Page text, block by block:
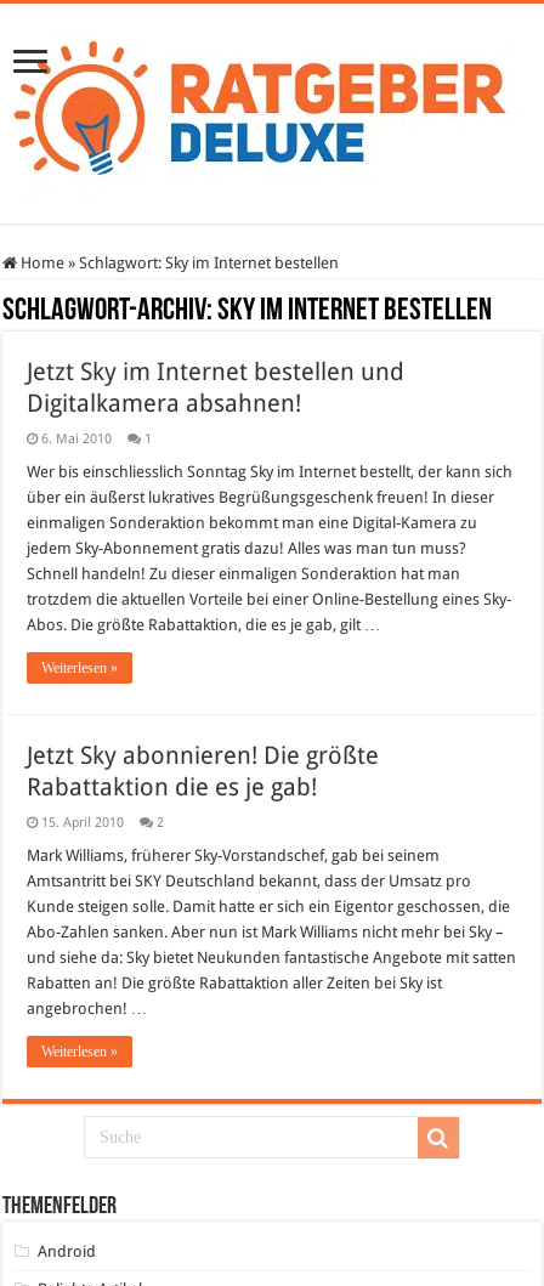
Home » Schlagwort:Sky im Internet bestellen
Schlagwort-Archiv:Sky im Internet bestellen
Jetzt Sky im Internet bestellen und
Digitalkamera absahnen!
6. Mai 2010 1
Wer bis einschliesslich Sonntag Sky im Internet bestellt, der kann sich
über ein äußerst lukratives Begrüßungsgeschenk freuen! In dieser
einmaligen Sonderaktion bekommt man eine Digital-Kamera zu
jedem Sky-Abonnement gratis dazu! Alles was man tun muss?
Schnell handeln! Zu dieser einmaligen Sonderaktion hat man
trotzdem die aktuellen Vorteile bei einer Online-Bestellung eines Sky-
Abos. Die größte Rabattaktion, die es je gab, gilt …
Weiterlesen »
Jetzt Sky abonnieren! Die größte
Rabattaktion die es je gab!
15. April 2010 2
Mark Williams, früherer Sky-Vorstandschef, gab bei seinem
Amtsantritt bei SKY Deutschland bekannt, dass der Umsatz pro
Kunde steigen solle. Damit hatte er sich ein Eigentor geschossen, die
Abo-Zahlen sanken. Aber nun ist Mark Williams nicht mehr bei Sky –
und siehe da: Sky bietet Neukunden fantastische Angebote mit satten
Rabatten an! Die größte Rabattaktion aller Zeiten bei Sky ist
angebrochen! …
Weiterlesen »
Themenfelder
Android